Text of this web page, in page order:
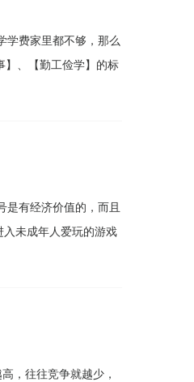
学费家里都不够，那么
】、【勤工俭学】的标
有经济价值的，而且
未成年人爱玩的游戏
，往往竞争就越少，